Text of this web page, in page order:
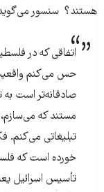
هستند؟ سنسور
اتفاقی که در
حس می‌کنم
صادقانه‌تر است
مستند که
تبلیغاتی می‌کنم.
خورده است که